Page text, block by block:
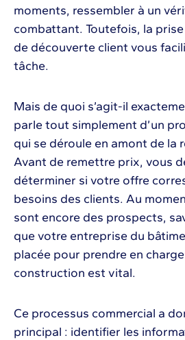
moments, ressembler à un
combattant. Toutefois, la
de découverte client vous
tâche.
Mais de quoi s’agit-il
parle tout simplement d’un
qui se déroule en amont de la
Avant de remettre prix, vous
déterminer si votre offre
besoins des clients. Au
sont encore des prospects,
que votre entreprise du
placée pour prendre en
construction est vital.
Ce processus commercial a
principal : identifier les